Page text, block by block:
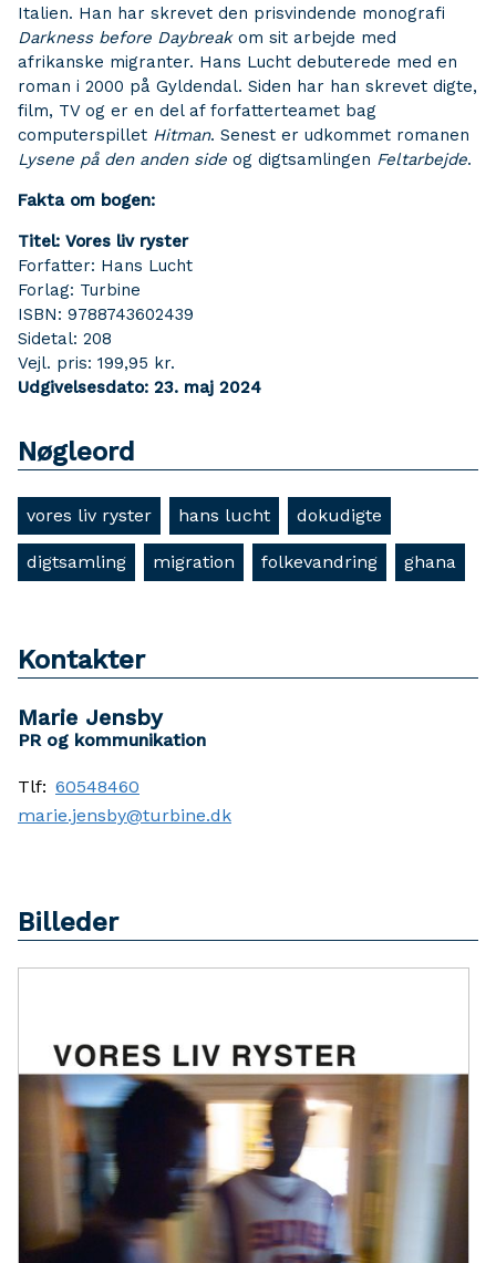
Italien. Han har skrevet den prisvindende monografi
Darkness before Daybreakom sit arbejde med
afrikanske migranter. Hans Lucht debuterede med en
roman i 2000 på Gyldendal. Siden har han skrevet digte,
film, TV og er en del af forfatterteamet bag
computerspillet Hitman. Senest er udkommet romanen
Lysene på den anden side og digtsamlingen Feltarbejde.
Fakta om bogen:
Titel: Vores liv ryster
Forfatter: Hans Lucht
Forlag: Turbine
ISBN: 9788743602439
Sidetal: 208
Vejl. pris: 199,95 kr.
Udgivelsesdato: 23. maj 2024
Nøgleord
vores liv ryster hans lucht dokudigte
digtsamling migration folkevandring ghana
Kontakter
Marie Jensby
PR og kommunikation
Tlf: 60548460
marie.jensby@turbine.dk
Billeder